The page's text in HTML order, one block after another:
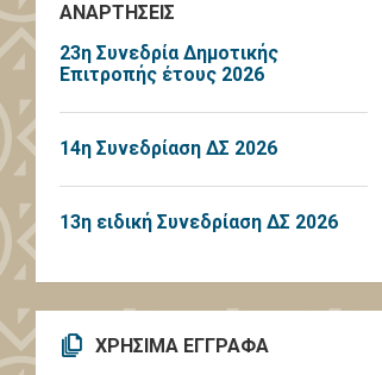
ΑΝΑΡΤΗΣΕΙΣ
23η Συνεδρία Δημοτικής
Επιτροπής έτους 2026
14η Συνεδρίαση ΔΣ 2026
13η ειδική Συνεδρίαση ΔΣ 2026
ΧΡΗΣΙΜΑ ΕΓΓΡΑΦΑ